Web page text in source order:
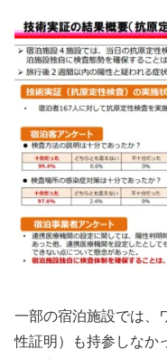
一部の宿泊施設では、
性証明）も持参しなか